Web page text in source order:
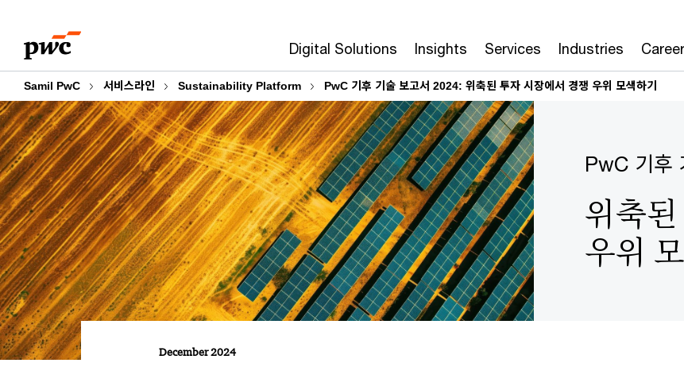
content
footer
Digital Solutions Insights Services Industries
Samil PwC 서비스라인 Sustainability Platform PwC 기후 기술 보고서 2024: 위축된 투자 시장에서 경쟁 우위 모색하기
PwC 기후
위축
우위
December 2024